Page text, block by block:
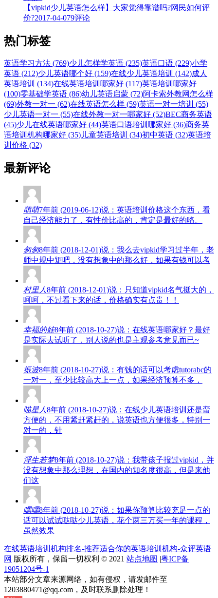
【vipkid少儿英语怎么样】大家觉得靠谱吗?网民如何评
价?2017-04-079评论
热门标签
英语学习方法 (769)少儿怎样学英语 (235)英语口语 (229)小学
英语 (212)少儿英语哪个好 (159)在线少儿英语培训 (142)成人
英语培训 (134)在线英语培训哪家好 (117)英语培训哪家好
(100)零基础学英语 (86)幼儿英语启蒙 (72)阿卡索外教网怎么样
(69)外教一对一 (62)在线英语怎么样 (59)英语一对一培训 (55)
少儿英语一对一 (55)在线外教一对一哪家好 (52)BEC商务英语
(45)少儿在线英语哪家好 (44)英语口语培训哪家好 (36)商务英
语培训机构哪家好 (35) 儿童英语培训 (34)初中英语 (32)英语培
训价格 (32)
最新评论
萌萌7年前 (2019-06-12)说：英语培训价格这个东西，看
自己经济能力了，有性价比高的，肯定是最好的咯。
匆匆8年前 (2018-12-01)说：我么去vipkid学习过半年，老
师中规中矩吧，没有想象中的那么好，如果有钱可以考
村里人8年前 (2018-12-01)说：只知道vipkid名气挺大的，
呵呵，不过看下来的话，价格确实有点贵！！
幸福的娃8年前 (2018-10-27)说：在线英语哪家好？最好
是实际去试听了，别人说的也是主观参考意见而已~
振波8年前 (2018-10-27)说：有钱的话可以考虑tutorabc的
一对一，至少比较高大上一点，如果经济预算不多，
喵星人8年前 (2018-10-27)说：在线少儿英语培训还是蛮
方便的，不用紧赶紧赶的，说英语也方便很多，特别一
对一的，针
浮生若梦8年前 (2018-10-27)说：我带孩子报过vipkid，并
没有想象中那么理想，在国内的知名度很高，但是来他
们这
嘿嘿8年前 (2018-10-27)说：如果你预算比较充足一点的
话可以试试哒哒少儿英语，花个两三万买一年的课程，
虽然效果
在线英语培训机构排名-推荐适合你的英语培训机构-众评英语
网 版权所有，保留一切权利 © 2021 站点地图 |粤ICP备
19051204号-1
本站部分文章来源网络，如有侵权，请发邮件至
1203880471@qq.com，及时联系删除处理！